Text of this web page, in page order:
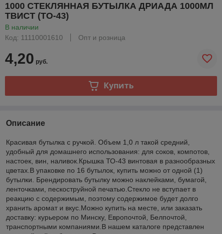
1000 СТЕКЛЯННАЯ БУТЫЛКА ДРИАДА 1000МЛ
ТВИСТ (ТО-43)
В наличии
Код: 11110001610
Опт и розница
4,20 руб.
Купить
Описание
Красивая бутылка с ручкой. Объем 1,0 л такой средний,
удобный для домашнего использования: для соков, компотов,
настоек, вин, наливок.Крышка ТО-43 винтовая в разнообразных
цветах.В упаковке по 16 бутылок, купить можно от одной (1)
бутылки. Брендировать бутылку можно наклейками, бумагой,
ленточками, пескоструйной печатью.Стекло не вступает в
реакцию с содержимым, поэтому содержимое будет долго
хранить аромат и вкус.Можно купить на месте, или заказать
доставку: курьером по Минску, Европочтой, Белпочтой,
транспортными компаниями.В нашем каталоге представлен